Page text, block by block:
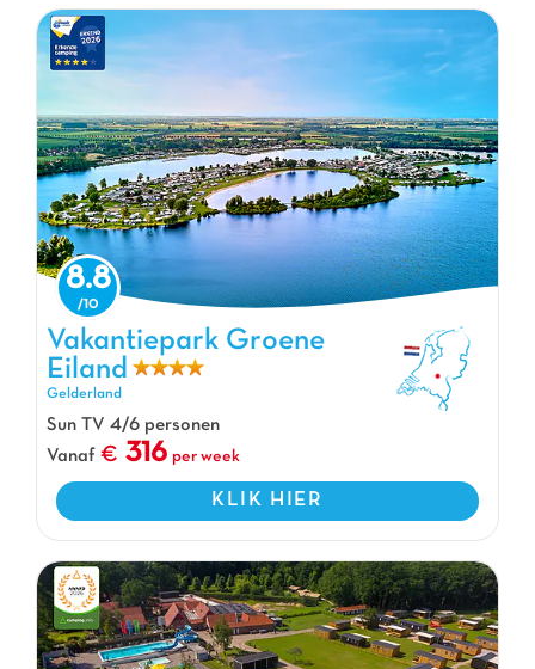
Vakantiepark Groene Eiland, Vakantiepark Gelderland
8.8
Vakantiepark Groene
Eiland
Gelderland
Sun TV 4/6 personen
Vanaf
316 per week
KLIK HIER